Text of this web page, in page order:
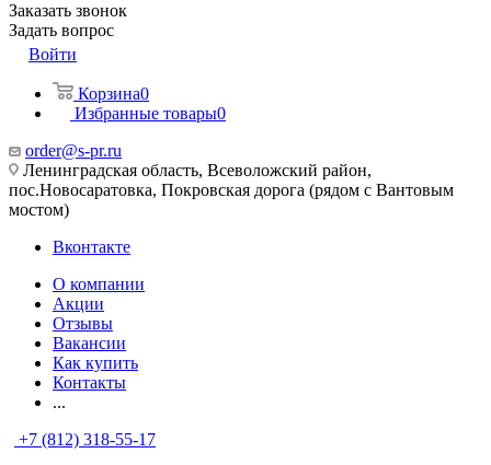
Заказать звонок
Задать вопрос
Войти
Корзина0
Избранные товары0
order@s-pr.ru
Ленинградская область, Всеволожский район,
пос.Новосаратовка, Покровская дорога (рядом с Вантовым
мостом)
Вконтакте
О компании
Акции
Отзывы
Вакансии
Как купить
Контакты
...
+7 (812) 318-55-17